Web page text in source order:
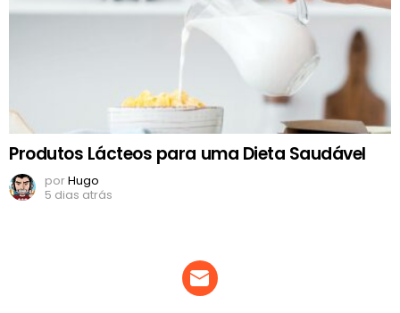
Produtos Lácteos para uma Dieta Saudável
porHugo
5 dias atrás